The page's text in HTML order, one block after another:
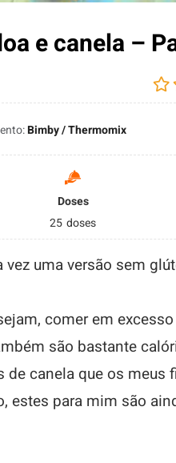
e canela –
Bimby / Thermomix
Doses
25 doses
uma versão sem
comer em
são bastante
canela que os meus
estes para mim são